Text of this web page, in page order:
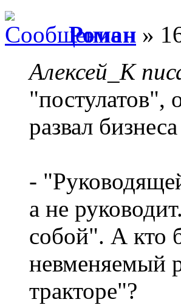
Роман »
Алексей_К
"постулатов",
развал
-
а не
собой". А кто
невменяемый
тракторе"?